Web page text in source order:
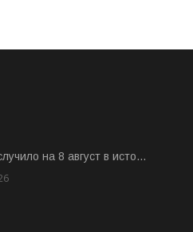
на 8 август в исто...